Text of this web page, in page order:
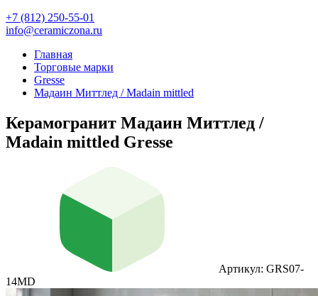
+7 (812) 250-55-01
info@ceramiczona.ru
Главная
Торговые марки
Gresse
Мадаин Миттлед / Madain mittled
Керамогранит Мадаин Миттлед /
Madain mittled Gresse
Артикул: GRS07-
14MD